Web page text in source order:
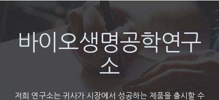
바이오생명공학연구
소
저희 연구소는 귀사가 시장에서 성공하는 제품을 출시할 수